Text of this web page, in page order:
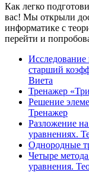
Как легко
вас! Мы открыли
информатике с
перейти и
Исследование
старший
Виета
Тренажер
Решение
Тренажер
Разложение
уравнениях.
Однородные
Четыре
уравнения.